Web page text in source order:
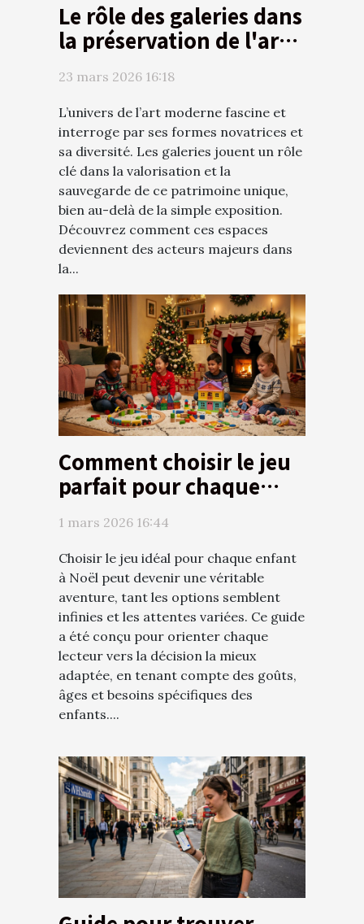
Le rôle des galeries dans
la préservation de l'art
moderne
23 mars 2026 16:18
L’univers de l’art moderne fascine et
interroge par ses formes novatrices et
sa diversité. Les galeries jouent un rôle
clé dans la valorisation et la
sauvegarde de ce patrimoine unique,
bien au-delà de la simple exposition.
Découvrez comment ces espaces
deviennent des acteurs majeurs dans
la...
Comment choisir le jeu
parfait pour chaque
1 mars 2026 16:44
Choisir le jeu idéal pour chaque enfant
à Noël peut devenir une véritable
aventure, tant les options semblent
infinies et les attentes variées. Ce guide
a été conçu pour orienter chaque
lecteur vers la décision la mieux
adaptée, en tenant compte des goûts,
âges et besoins spécifiques des
enfants....